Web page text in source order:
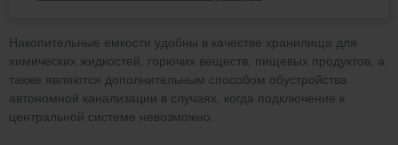
Накопительные емкости удобны в качестве хранилища для
химических жидкостей, горючих веществ, пищевых продуктов, а
также являются дополнительным способом обустройства
автономной канализации в случаях, когда подключение к
центральной системе невозможно.